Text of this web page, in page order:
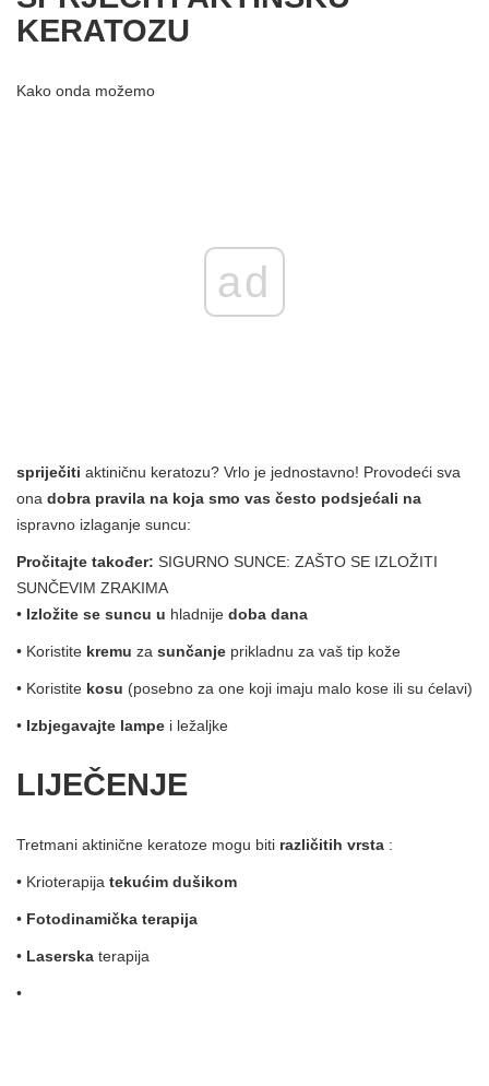
KERATOZU
Kako onda možemo
ad
spriječiti aktiničnu keratozu? Vrlo je jednostavno! Provodeći sva
ona dobra pravila na koja smo vas često podsjećali na
ispravno izlaganje suncu:
Pročitajte također: SIGURNO SUNCE: ZAŠTO SE IZLOŽITI
SUNČEVIM ZRAKIMA
• Izložite se suncu u hladnije doba dana
• Koristite kremu za sunčanje prikladnu za vaš tip kože
• Koristite kosu (posebno za one koji imaju malo kose ili su ćelavi)
• Izbjegavajte lampe i ležaljke
LIJEČENJE
Tretmani aktinične keratoze mogu biti različitih vrsta :
• Krioterapija tekućim dušikom
• Fotodinamička terapija
• Laserska terapija
•